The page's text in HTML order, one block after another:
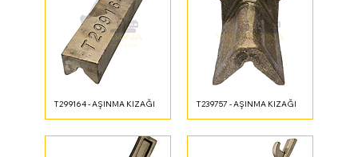
T299164 - AŞINMA KIZAĞI T239757 - AŞINMA KIZAĞI